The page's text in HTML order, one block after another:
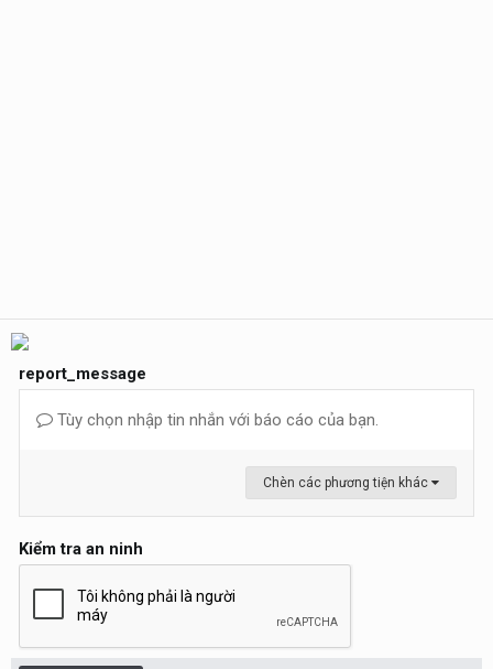
report_message
Tùy chọn nhập tin nhắn với báo cáo của bạn.
Chèn các phương tiện khác
Kiểm tra an ninh